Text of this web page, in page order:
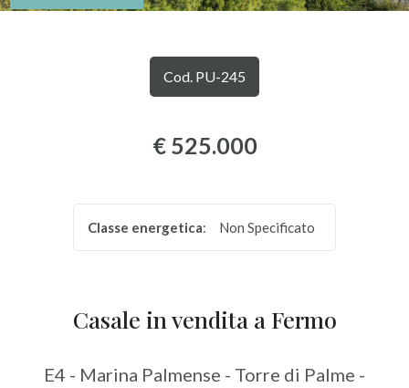
Cod. PU-245
€ 525.000
Classe energetica: Non Specificato
Casale in vendita a Fermo
E4 - Marina Palmense - Torre di Palme -